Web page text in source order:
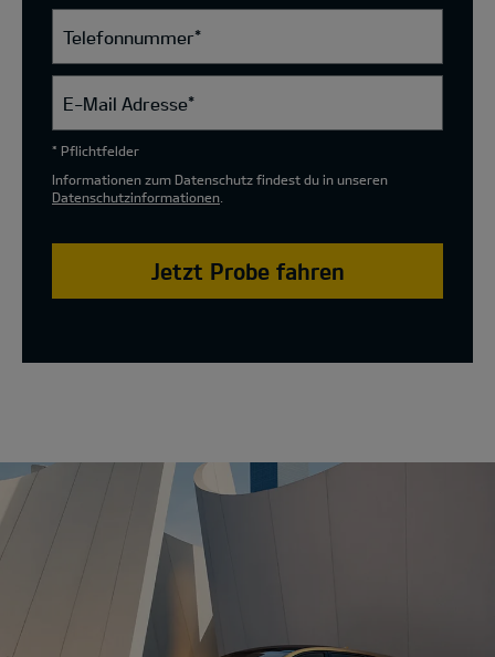
Telefonnummer*
E-Mail Adresse*
* Pflichtfelder
Informationen zum Datenschutz findest du in unseren
Datenschutzinformationen
Jetzt Probe fahren